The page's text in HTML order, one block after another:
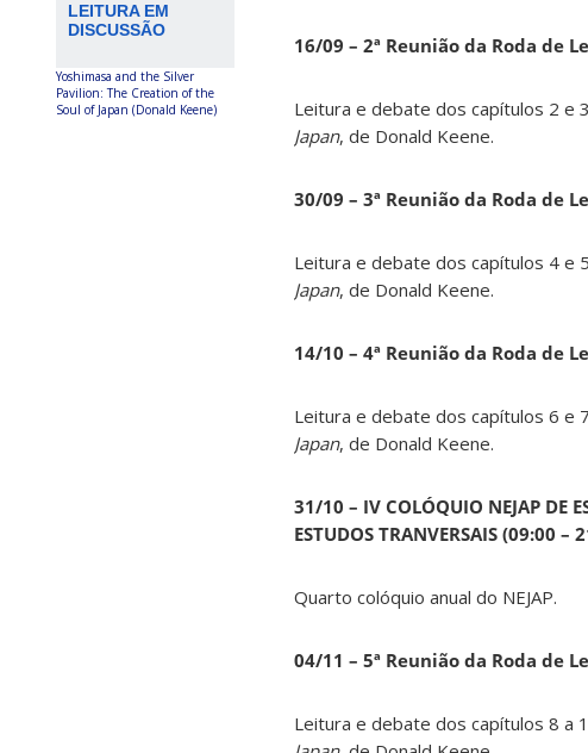
LEITURA EM
DISCUSSÃO
Yoshimasa and the Silver
Pavilion: The Creation of the
Soul of Japan (Donald Keene)
16/09 – 2ª Reunião da Roda de
Leitura e debate dos capítulos 2 e
Japan, de Donald Keene.
30/09 – 3ª Reunião da Roda de
Leitura e debate dos capítulos 4 e
Japan, de Donald Keene.
14/10 – 4ª Reunião da Roda de
Leitura e debate dos capítulos 6 e
Japan, de Donald Keene.
31/10 – IV COLÓQUIO NEJAP DE
ESTUDOS TRANVERSAIS (09:00 –
Quarto colóquio anual do NEJAP.
04/11 – 5ª Reunião da Roda de
Leitura e debate dos capítulos 8 a